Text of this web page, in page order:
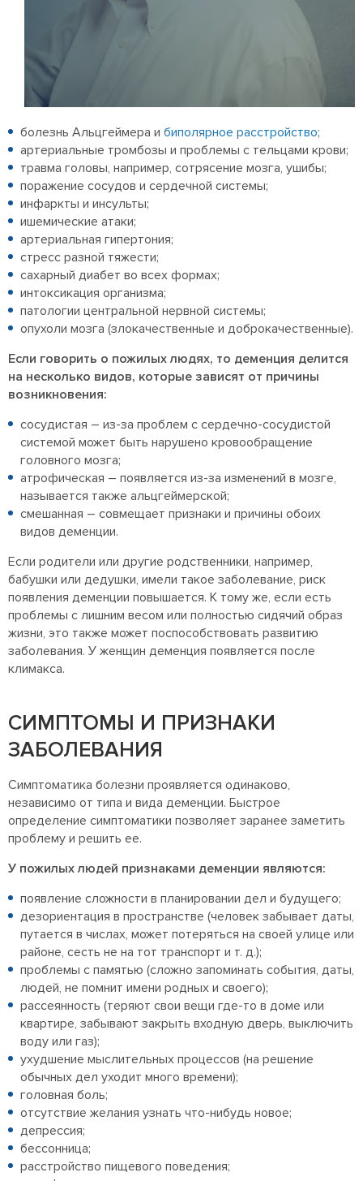
болезнь Альцгеймера и биполярное расстройство;
артериальные тромбозы и проблемы с тельцами крови;
травма головы, например, сотрясение мозга, ушибы;
поражение сосудов и сердечной системы;
инфаркты и инсульты;
ишемические атаки;
артериальная гипертония;
стресс разной тяжести;
сахарный диабет во всех формах;
интоксикация организма;
патологии центральной нервной системы;
опухоли мозга (злокачественные и доброкачественные).
Если говорить о пожилых людях, то деменция делится
на несколько видов, которые зависят от причины
возникновения:
сосудистая – из-за проблем с сердечно-сосудистой
системой может быть нарушено кровообращение
головного мозга;
атрофическая – появляется из-за изменений в мозге,
называется также альцгеймерской;
смешанная – совмещает признаки и причины обоих
видов деменции.
Если родители или другие родственники, например,
бабушки или дедушки, имели такое заболевание, риск
появления деменции повышается. К тому же, если есть
проблемы с лишним весом или полностью сидячий образ
жизни, это также может поспособствовать развитию
заболевания. У женщин деменция появляется после
климакса.
СИМПТОМЫ И ПРИЗНАКИ
ЗАБОЛЕВАНИЯ
Симптоматика болезни проявляется одинаково,
независимо от типа и вида деменции. Быстрое
определение симптоматики позволяет заранее заметить
проблему и решить ее.
У пожилых людей признаками деменции являются:
появление сложности в планировании дел и будущего;
дезориентация в пространстве (человек забывает даты,
путается в числах, может потеряться на своей улице или
районе, сесть не на тот транспорт и т. д.);
проблемы с памятью (сложно запоминать события, даты,
людей, не помнит имени родных и своего);
рассеянность (теряют свои вещи где-то в доме или
квартире, забывают закрыть входную дверь, выключить
воду или газ);
ухудшение мыслительных процессов (на решение
обычных дел уходит много времени);
головная боль;
отсутствие желания узнать что-нибудь новое;
депрессия;
бессонница;
расстройство пищевого поведения;